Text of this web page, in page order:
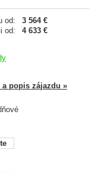
od:
3 564 €
od:
4 633 €
popis zájazdu »